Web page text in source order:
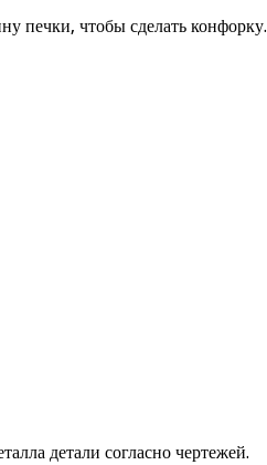
печки, чтобы сделать конфорку.
детали согласно чертежей.